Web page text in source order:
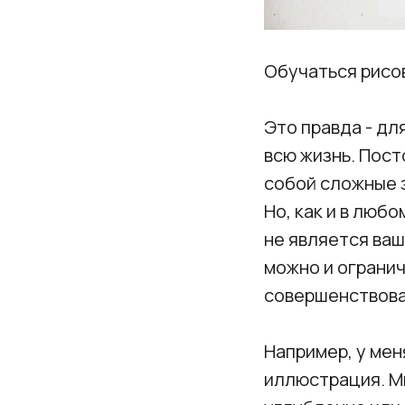
Обучаться
Это правда -
всю жизнь.
собой сложные
Но, как и в
не является
можно и
Например, у
иллюстрация.